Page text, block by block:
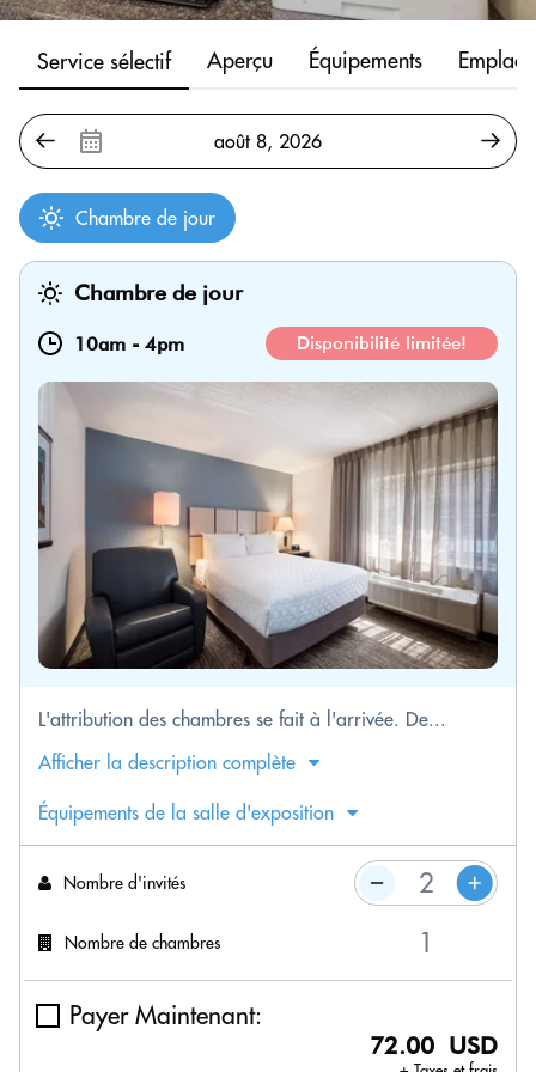
Service sélectif Aperçu Équipements
Chambre de jour
Chambre de jour
10am - 4pm Disponibilité limitée!
L'attribution des chambres se fait à l'arrivée. De...
Afficher la description complète
Équipements de la salle d'exposition
Nombre d'invités
Nombre de chambres
Payer Maintenant:
72.00 USD